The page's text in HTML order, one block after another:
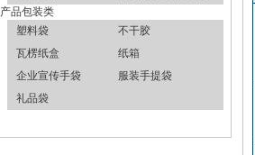
产品包装类
塑料袋
不干胶
瓦楞纸盒
纸箱
企业宣传手袋
服装手提袋
礼品袋